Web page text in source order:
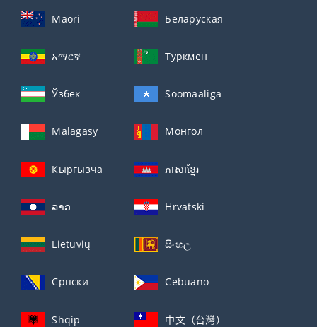
Maori Беларуская
አማርኛ Туркмен
Ўзбек Soomaaliga
Malagasy Монгол
Кыргызча ភាសាខ្មែរ
ລາວ Hrvatski
Lietuvių සිංහල
Српски Cebuano
Shqip 中文（台灣）